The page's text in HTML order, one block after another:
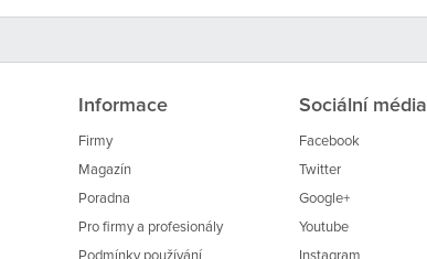
Informace
Firmy
Magazín
Poradna
Pro firmy a profesionály
Sociální média
Facebook
Twitter
Google+
Youtube